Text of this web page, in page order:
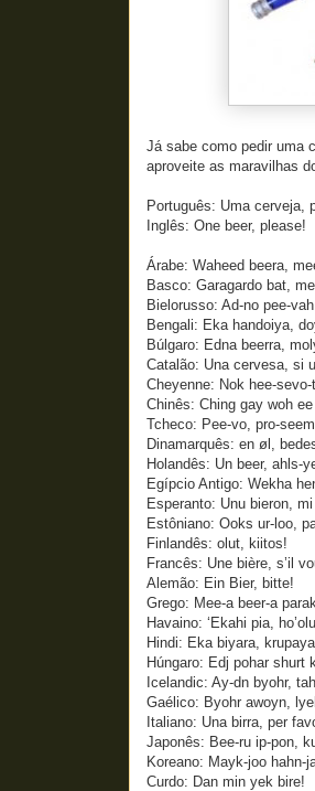
Já sabe como pedir uma
aproveite as maravilhas
Português: Uma cerveja,
Inglês: One beer, please!
Árabe: Waheed beera,
Basco: Garagardo bat,
Bielorusso: Ad-no pee-
Bengali: Eka handoiya,
Búlgaro: Edna beerra,
Catalão: Una cervesa, si
Cheyenne: Nok hee-
Chinês: Ching gay woh
Tcheco: Pee-vo, pro-
Dinamarquês: en øl,
Holandês: Un beer, ahls-
Egípcio Antigo: Wekha
Esperanto: Unu bieron,
Estôniano: Ooks ur-loo,
Finlandês: olut, kiitos!
Francês: Une bière, s’il
Alemão: Ein Bier, bitte!
Grego: Mee-a beer-a
Havaino: ‘Ekahi pia,
Hindi: Eka biyara,
Húngaro: Edj pohar shurt
Icelandic: Ay-dn byohr,
Gaélico: Byohr awoyn,
Italiano: Una birra, per
Japonês: Bee-ru ip-pon,
Koreano: Mayk-joo hahn-
Curdo: Dan min yek bire!